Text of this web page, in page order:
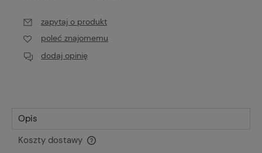
zapytaj o produkt
poleć znajomemu
dodaj opinię
Opis
Koszty dostawy
Cena nie zawiera ewentualnych kosztów płatności